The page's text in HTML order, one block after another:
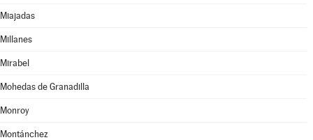
Miajadas
Millanes
Mirabel
Mohedas de Granadilla
Monroy
Montánchez